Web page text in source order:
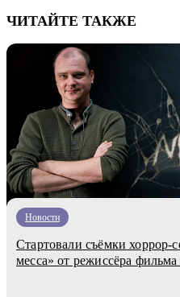
ЧИТАЙТЕ ТАКЖЕ
Новости
Стартовали съёмки хоррор-
месса» от режиссёра